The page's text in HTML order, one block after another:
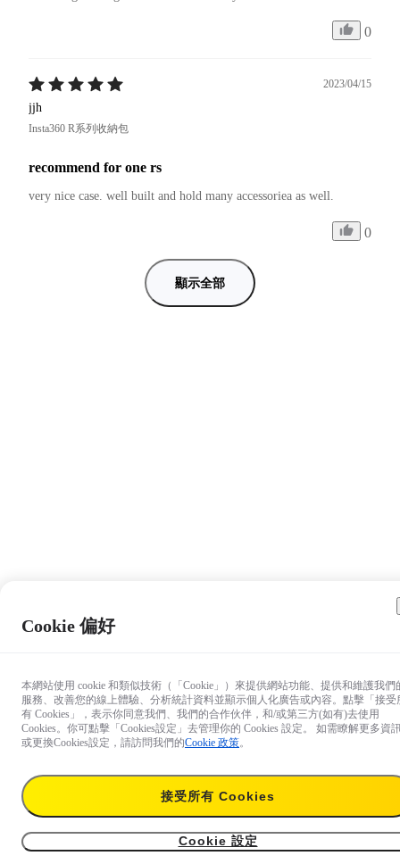
0
2023/04/15
jjh
Insta360 R系列收納包
recommend for one rs
very nice case. well built and hold many accessoriea as well.
0
顯示全部
HK$159
Insta360 R系列收納包
接受通知
Cookie 偏好
本網站使用 cookie 和類似技術（「Cookie」）來提供網站功能、提供和維護我們
服務、改善您的線上體驗、分析統計資料並顯示個人化廣告或內容。點擊「接受
有 Cookies」，表示你同意我們、我們的合作伙伴，和/或第三方(如有)去使用
Cookies。你可點擊「Cookies設定」去管理你的 Cookies 設定。 如需瞭解更多資
或更換Cookies設定，請訪問我們的Cookie 政策。
接受所有 Cookies
Cookie 設定